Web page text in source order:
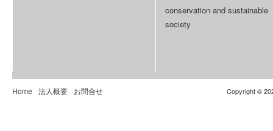
conservation and sustainable
society
Home 法人概要 お問合せ Copyright ©